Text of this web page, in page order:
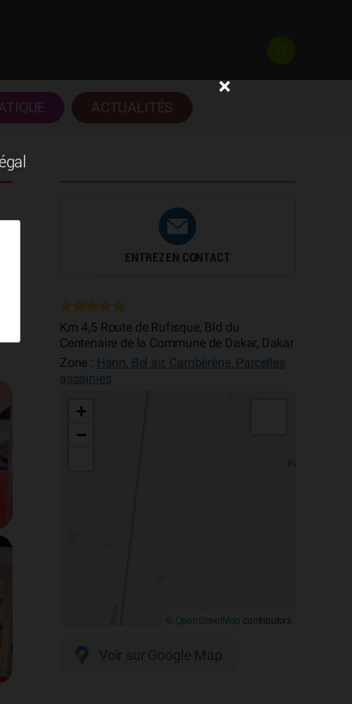
ACTUALITÉS
ENTREZ EN CONTACT
Km 4,5 Route de Rufisque, Bld du
Centenaire de la Commune de Dakar, Dakar
Zone : Hann, Bel air, Cambérène, Parcelles
assainies
+
−
OpenStreetMap contributors
Voir sur Google Map
×